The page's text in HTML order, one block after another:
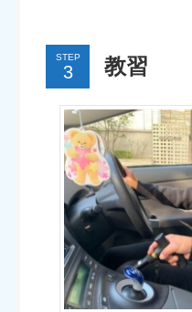
STEP 教習